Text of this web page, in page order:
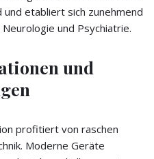
etabliert sich zunehmend
und Psychiatrie.
und
profitiert von raschen
Moderne Geräte